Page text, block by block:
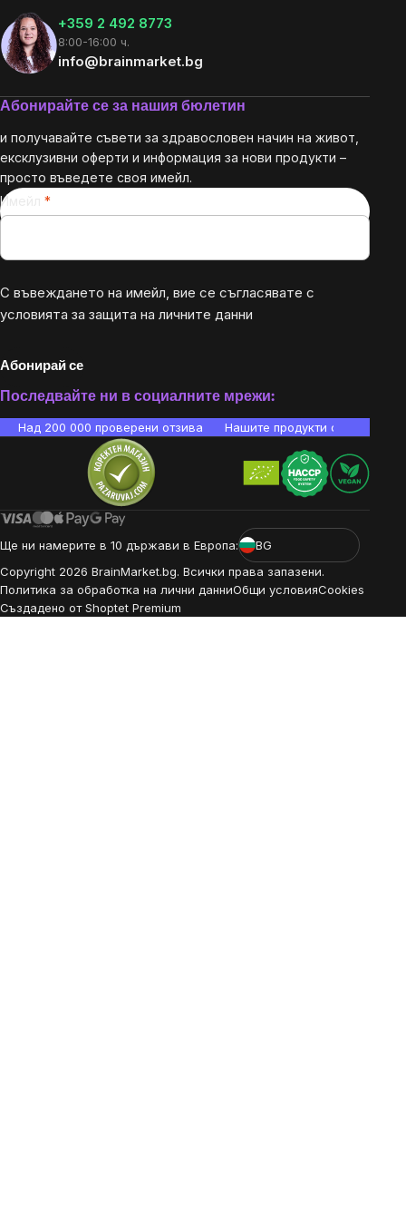
+359 2 492 8773
8:00-16:00 ч.
info@brainmarket.bg
Абонирайте се за нашия бюлетин
и получавайте съвети за здравословен начин на живот,
ексклузивни оферти и информация за нови продукти –
просто въведете своя имейл.
Имейл
С въвеждането на имейл, вие се съгласявате с
условията за защита на личните данни
Абонирай се
Последвайте ни в социалните мрежи:
Над 200 000 проверени отзива Нашите продукти са
Ще ни намерите в 10 държави в Европа:
BG
Copyright 2026 BrainMarket.bg. Всички права запазени.
Политика за обработка на лични данниОбщи условияCookies
Създадено от Shoptet Premium